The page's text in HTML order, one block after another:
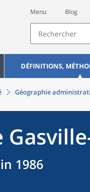
Menu Blog
DÉFINITIONS,
Géographie
1986